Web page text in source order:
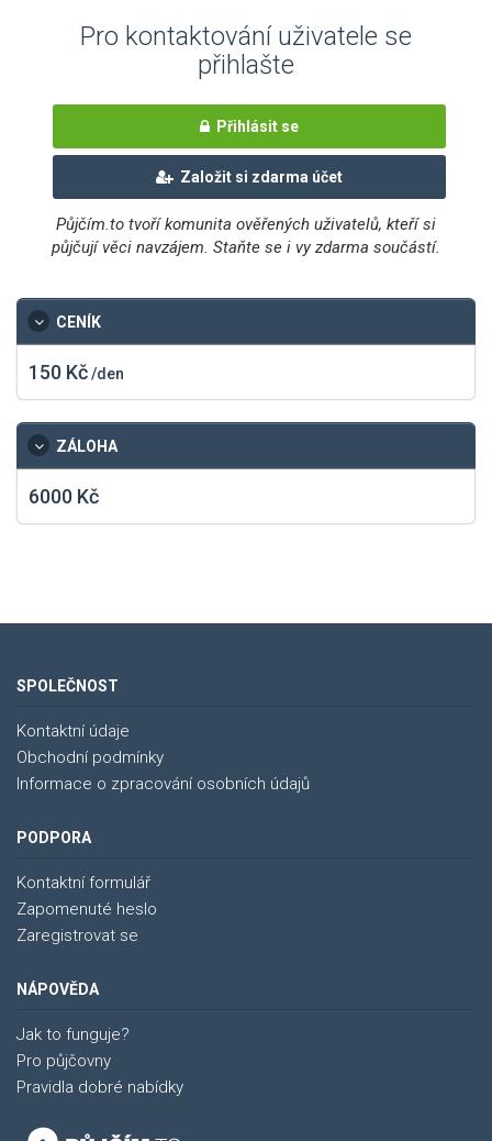
Pro kontaktování uživatele se
přihlašte
Přihlásit se
Založit si zdarma účet
Půjčím.to tvoří komunita ověřených uživatelů, kteří si
půjčují věci navzájem. Staňte se i vy zdarma součástí.
CENÍK
150 Kč/den
ZÁLOHA
6000 Kč
SPOLEČNOST
Kontaktní údaje
Obchodní podmínky
Informace o zpracování osobních údajů
PODPORA
Kontaktní formulář
Zapomenuté heslo
Zaregistrovat se
NÁPOVĚDA
Jak to funguje?
Pro půjčovny
Pravidla dobré nabídky